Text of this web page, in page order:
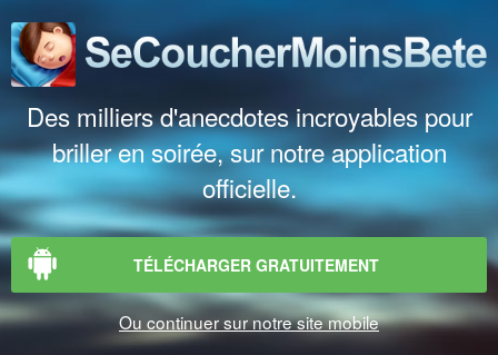
Des milliers d'anecdotes incroyables pour
briller en soirée, sur notre application
officielle.
TÉLÉCHARGER GRATUITEMENT
Ou continuer sur notre site mobile